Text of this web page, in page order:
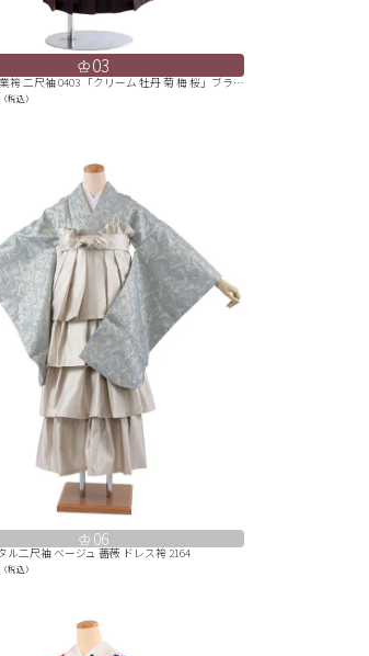
03
レンタル 卒業袴 二尺袖 0403 「クリーム 牡丹 菊 梅 桜」ブラウン
税込）
06
ル二尺袖 ベージュ 薔薇 ドレス袴 2164
税込）